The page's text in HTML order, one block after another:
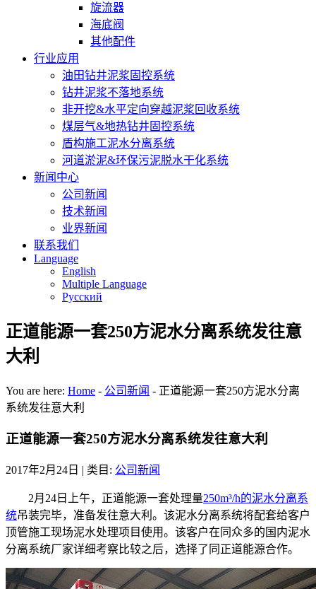
旋流器
海底阀
其他配件
行业应用
油田钻井泥浆固控系统
钻井泥浆不落地系统
非开挖&水平定向穿越泥浆回收系统
煤层气&地热钻井固控系统
盾构施工泥水分离系统
河道淤泥&环保污泥脱水干化系统
新闻中心
公司新闻
技术新闻
业界新闻
联系我们
Language
English
Multiple Language
Русский
正道能源一套250方泥水分离系统发往意
大利
You are here: Home - 公司新闻 - 正道能源一套250方泥水分离
系统发往意大利
正道能源一套250方泥水分离系统发往意大利
2017年2月24日 | 类目: 公司新闻
2月24日上午，正道能源一套处理量250m³/h的泥水分离系
统吊装完毕，准备发往意大利。该泥水分离系统将配套给客户
顶管施工现场泥水处理项目使用。该客户在同众多的国内泥水
分离系统厂家详细考察比较之后，选择了同正道能源合作。